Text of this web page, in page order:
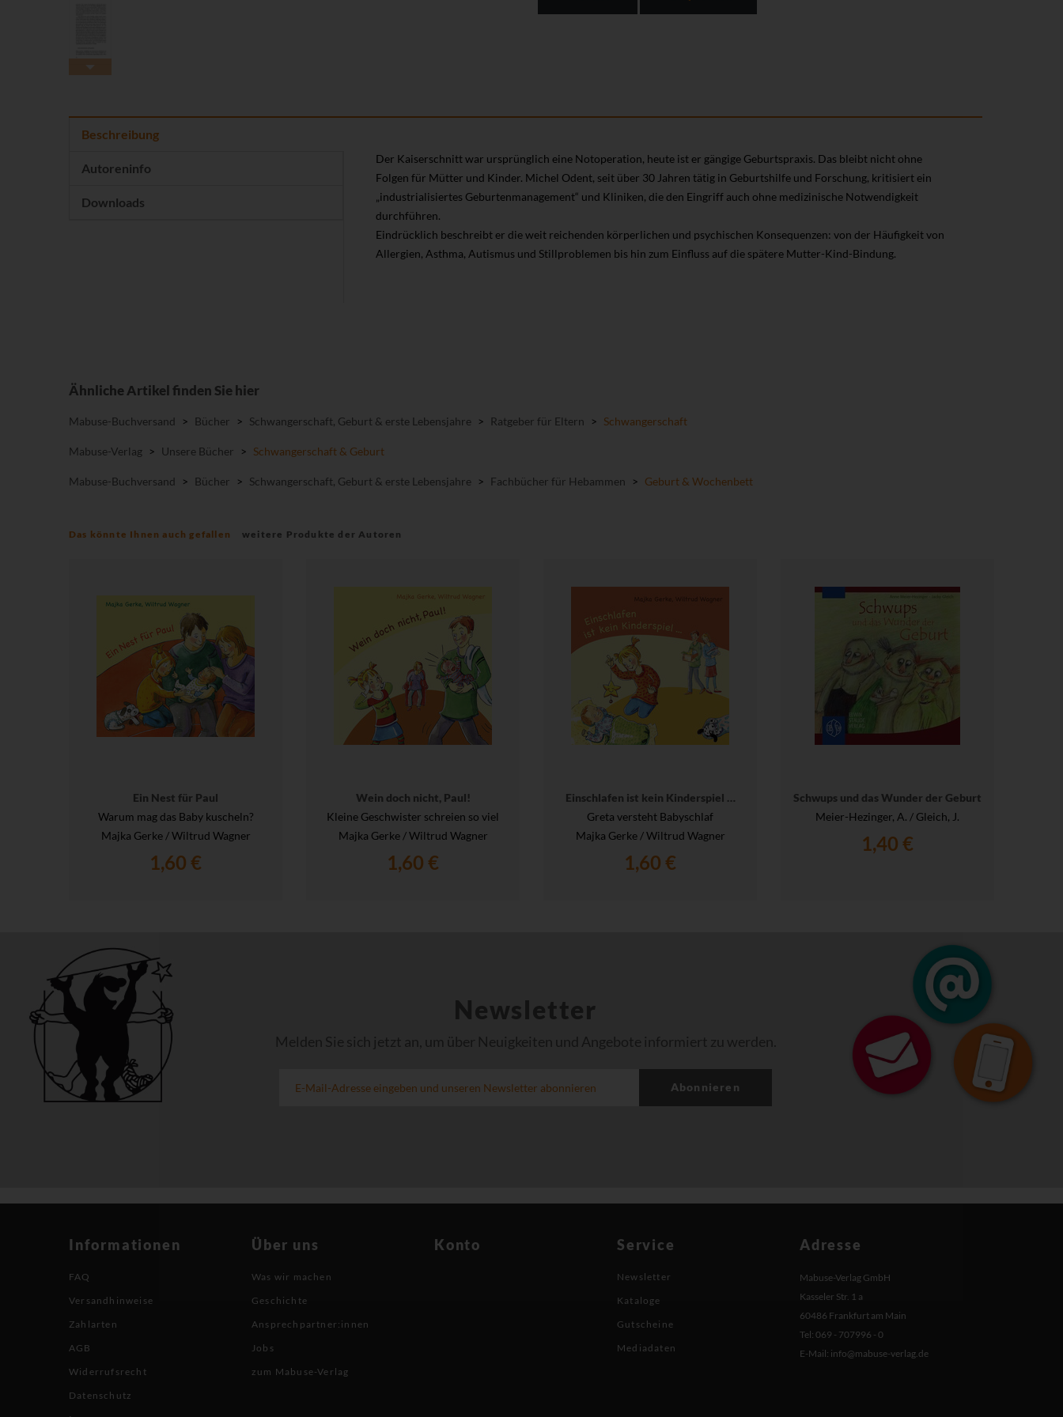
Beschreibung
Autoreninfo
Downloads
Der Kaiserschnitt war ursprünglich eine Notoperation, heute ist er gängige Geburtspraxis. Das bleibt nicht ohne
Folgen für Mütter und Kinder. Michel Odent, seit über 30 Jahren tätig in Geburtshilfe und Forschung, kritisiert ein
„industrialisiertes Geburtenmanagement“ und Kliniken, die den Eingriff auch ohne medizinische Notwendigkeit
durchführen.
Eindrücklich beschreibt er die weit reichenden körperlichen und psychischen Konsequenzen: von der Häufigkeit von
Allergien, Asthma, Autismus und Stillproblemen bis hin zum Einfluss auf die spätere Mutter-Kind-Bindung.
Ähnliche Artikel finden Sie hier
Mabuse-Buchversand > Bücher > Schwangerschaft, Geburt & erste Lebensjahre > Ratgeber für Eltern > Schwangerschaft
Mabuse-Verlag > Unsere Bücher > Schwangerschaft & Geburt
Mabuse-Buchversand > Bücher > Schwangerschaft, Geburt & erste Lebensjahre > Fachbücher für Hebammen > Geburt & Wochenbett
Das könnte Ihnen auch gefallen weitere Produkte der Autoren
Ein Nest für Paul
Warum mag das Baby kuscheln?
Majka Gerke / Wiltrud Wagner
1,60 €
Wein doch nicht, Paul!
Kleine Geschwister schreien so viel
Majka Gerke / Wiltrud Wagner
1,60 €
Einschlafen ist kein Kinderspiel …
Greta versteht Babyschlaf
Majka Gerke / Wiltrud Wagner
1,60 €
Schwups und das Wunder der Geburt
Meier-Hezinger, A. / Gleich, J.
1,40 €
Newsletter
Melden Sie sich jetzt an, um über Neuigkeiten und Angebote informiert zu werden.
Abonnieren
Informationen
FAQ
Versandhinweise
Zahlarten
AGB
Widerrufsrecht
Datenschutz
Über uns
Was wir machen
Geschichte
Ansprechpartner:innen
Jobs
zum Mabuse-Verlag
Konto Service
Newsletter
Kataloge
Gutscheine
Mediadaten
Adresse
Mabuse-Verlag GmbH
Kasseler Str. 1 a
60486 Frankfurt am Main
Tel: 069 - 707996 - 0
E-Mail: info@mabuse-verlag.de